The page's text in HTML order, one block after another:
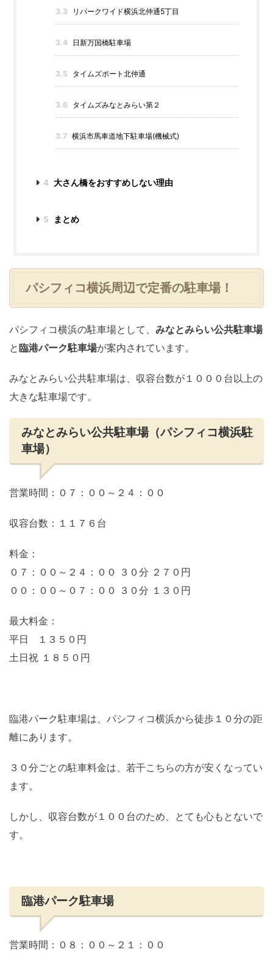
3.3 リパークワイド横浜北仲通5丁目
3.4 日新万国橋駐車場
3.5 タイムズポート北仲通
3.6 タイムズみなとみらい第２
3.7 横浜市馬車道地下駐車場(機械式)
4 大さん橋をおすすめしない理由
5 まとめ
パシフィコ横浜周辺で定番の駐車場！
パシフィコ横浜の駐車場として、 みなとみらい公共駐車場
と臨港パーク駐車場が案内されています。
みなとみらい公共駐車場は、収容台数が１０００台以上の
大きな駐車場です。
みなとみらい公共駐車場（パシフィコ横浜駐
車場）
営業時間：０７：００～２４：００
収容台数：１１７６台
料金：
０７：００～２４：００ ３０分 ２７０円
００：００～０７：００ ３０分 １３０円
最大料金：
平日 １３５０円
土日祝 １８５０円
臨港パーク駐車場は、パシフィコ横浜から徒歩１０分の距
離にあります。
３０分ごとの駐車料金は、若干こちらの方が安くなってい
ます。
しかし、収容台数が１００台のため、とても心もとないで
す。
臨港パーク駐車場
営業時間：０８：００～２１：００